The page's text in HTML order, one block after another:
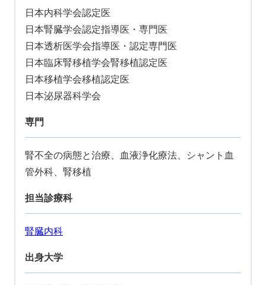
日本内科学会認定医
日本腎臓学会認定指導医・専門医
日本透析医学会指導医・認定専門医
日本臨床腎移植学会腎移植認定医
日本移植学会移植認定医
日本泌尿器科学会
専門
腎不全の病態と治療、血液浄化療法、シャント血
管外科、腎移植
担当診療科
腎臓内科
出身大学